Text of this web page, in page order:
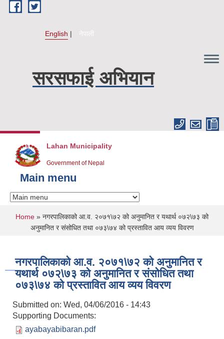
Skip to main content
English नेपाली
सरसफाई अभियान
Lahan Municipality
Government of Nepal
Main menu
You are here
Home » नगरपालिकाको आ.व. २०७१\७२ को अनुमानित र यथार्थ ०७२\७३ को
अनुमानित र संसोधित तथा ०७३\७४ को प्रस्तावित आय व्यय विवरण
नगरपालिकाको आ.व. २०७१\७२ को अनुमानित र
यथार्थ ०७२\७३ को अनुमानित र संसोधित तथा
०७३\७४ को प्रस्तावित आय व्यय विवरण
Submitted on: Wed, 04/06/2016 - 14:43
Supporting Documents:
ayabayabibaran.pdf